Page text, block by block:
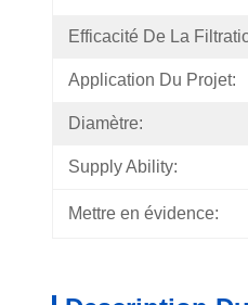
Efficacité De La
Application Du Projet:
Diamètre:
Supply Ability:
Mettre en évidence: